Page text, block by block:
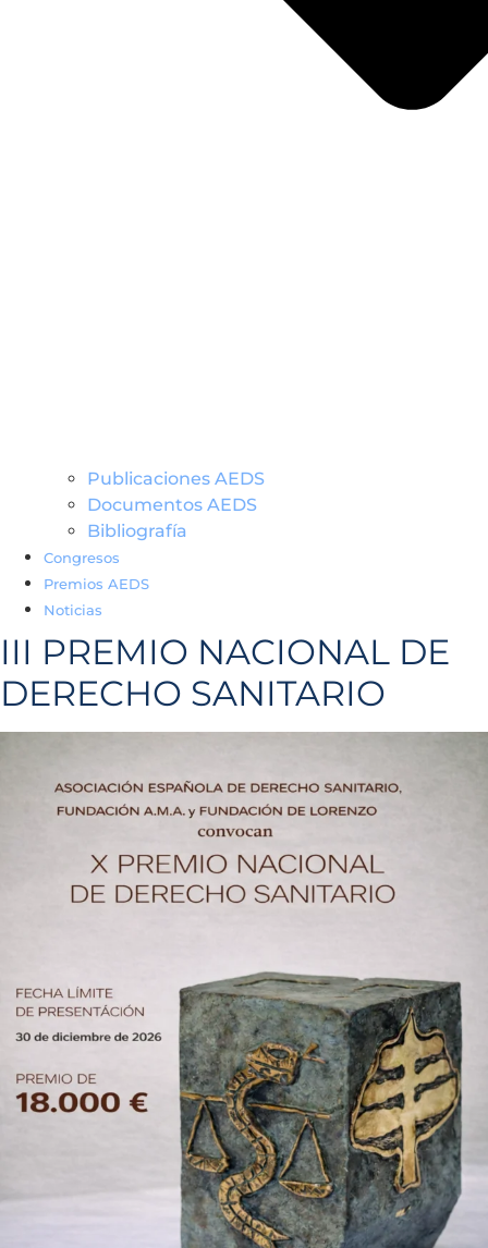
Publicaciones AEDS
Documentos AEDS
Bibliografía
Congresos
Premios AEDS
Noticias
III PREMIO NACIONAL DE
DERECHO SANITARIO